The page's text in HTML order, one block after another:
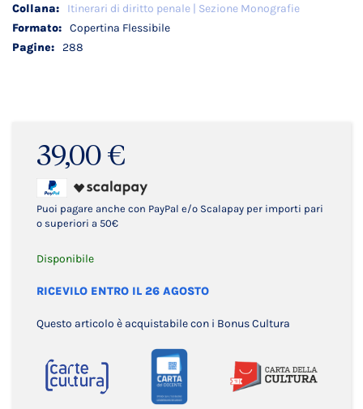
39,00 €
Puoi pagare anche con PayPal e/o Scalapay per importi pari
o superiori a 50€
Disponibile
RICEVILO ENTRO IL 26 AGOSTO
Questo articolo è acquistabile con i Bonus Cultura
Itinerari di diritto penale | Sezione Monografie
Copertina Flessibile
288